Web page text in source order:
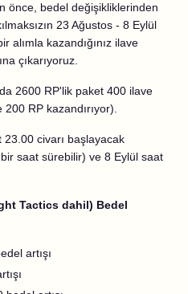
önce, bedel değişikliklerinden
23 Ağustos - 8 Eylül
alımla kazandığınız ilave
çıkarıyoruz.
2600 RP'lik paket 400 ilave
RP kazandırıyor).
civarı başlayacak
saat sürebilir) ve 8 Eylül saat
Tactics dahil) Bedel
artışı